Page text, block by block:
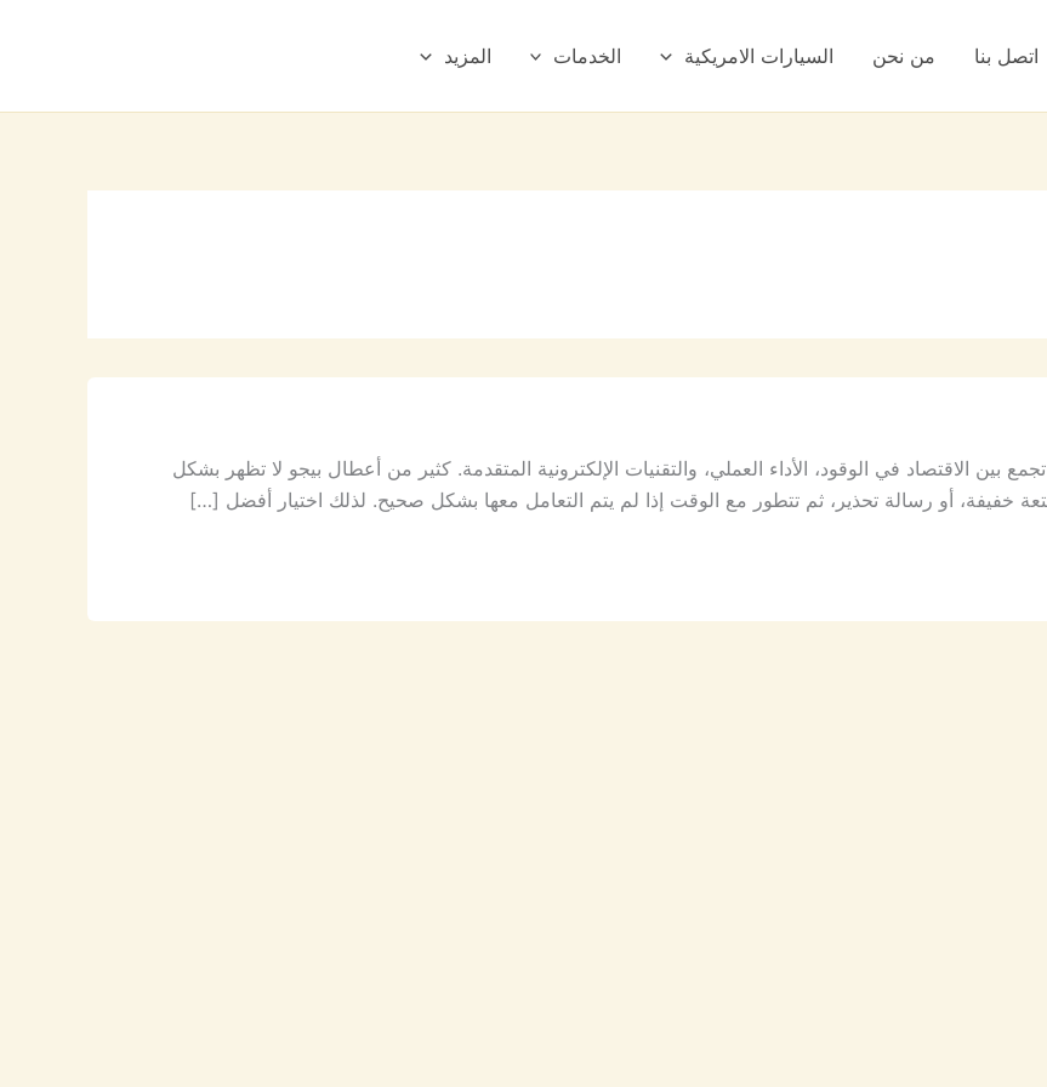
اتصل بنا من نحن السيارات الامريكية الخدمات المزيد
بين الاقتصاد في الوقود، الأداء العملي، والتقنيات الإلكترونية المتقدمة. كثير من أعطال بيجو لا تظهر بشكل
خفيفة، أو رسالة تحذير، ثم تتطور مع الوقت إذا لم يتم التعامل معها بشكل صحيح. لذلك اختيار أفضل […]